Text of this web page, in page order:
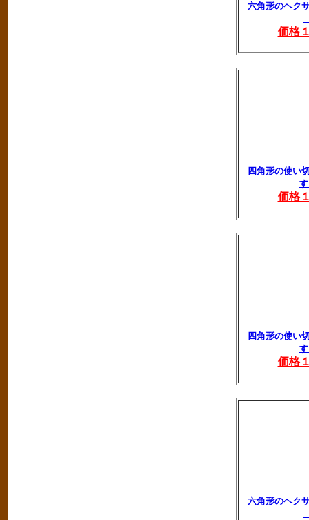
六角形のヘ
価格
四角形の使い
価格
四角形の使い
価格
六角形のヘ